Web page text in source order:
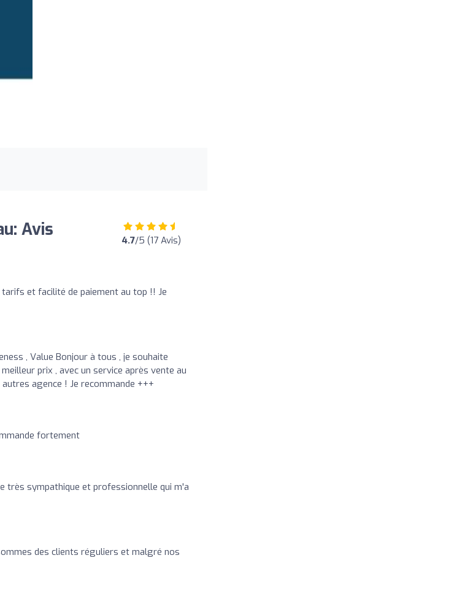
Avis 4.7/5 (17 Avis)
et facilité de paiement au top !! Je
, Value Bonjour à tous , je souhaite
prix , avec un service après vente au
agence ! Je recommande +++
fortement
très sympathique et professionnelle qui m'a
des clients réguliers et malgré nos